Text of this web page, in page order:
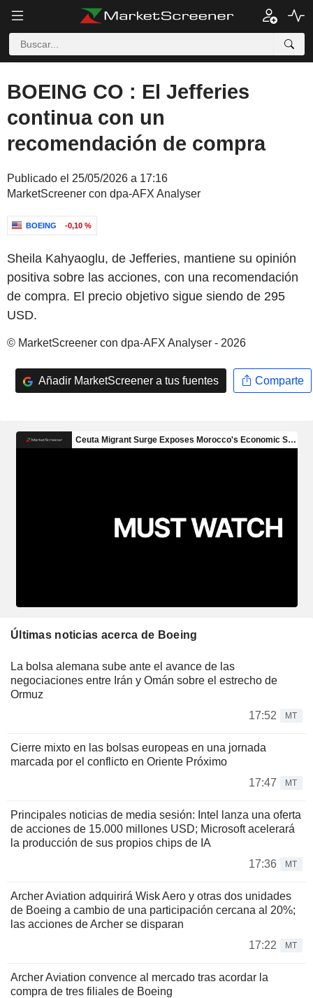
BOEING CO : El Jefferies
continua con un
recomendación de compra
Publicado el 25/05/2026 a 17:16
MarketScreener con dpa-AFX Analyser
BOEING -0,10 %
Sheila Kahyaoglu, de Jefferies, mantiene su opinión
positiva sobre las acciones, con una recomendación
de compra. El precio objetivo sigue siendo de 295
USD.
© MarketScreener con dpa-AFX Analyser - 2026
Añadir MarketScreener a tus fuentes Comparte
Últimas noticias acerca de Boeing
La bolsa alemana sube ante el avance de las
negociaciones entre Irán y Omán sobre el estrecho de
Ormuz
17:52
MT
Cierre mixto en las bolsas europeas en una jornada
marcada por el conflicto en Oriente Próximo
17:47
MT
Principales noticias de media sesión: Intel lanza una oferta
de acciones de 15.000 millones USD; Microsoft acelerará
la producción de sus propios chips de IA
17:36
MT
Archer Aviation adquirirá Wisk Aero y otras dos unidades
de Boeing a cambio de una participación cercana al 20%;
las acciones de Archer se disparan
17:22
MT
Archer Aviation convence al mercado tras acordar la
compra de tres filiales de Boeing